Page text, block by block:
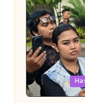
Posted
in